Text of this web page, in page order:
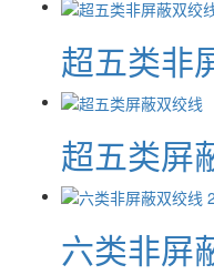
超五类非
超五类屏
六类非屏